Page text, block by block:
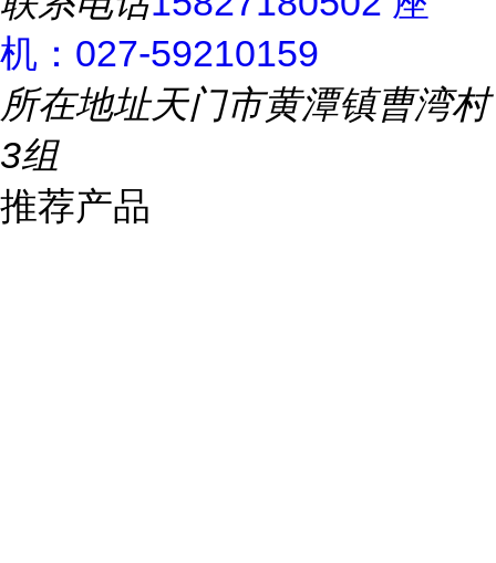
机：027-59210159
所在地址天门市黄潭镇曹湾村
3组
推荐产品